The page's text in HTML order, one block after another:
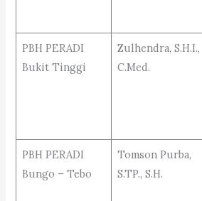
PBH PERADI
Bukit Tinggi
Zulhendra, S.H.I.,
C.Med.
PBH PERADI
Bungo – Tebo
Tomson Purba,
S.TP., S.H.